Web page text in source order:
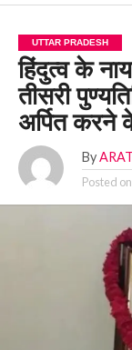
UTTAR PRADESH
हिंदुत्व के
तीसरी
अर्पित करने
By
Posted on